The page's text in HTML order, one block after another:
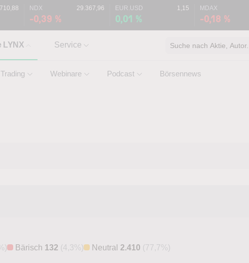
NDX 29.367,96
-0,39 %
EUR.USD 1,15
0,01 %
MDAX
-0,18 %
LYNX
Trading Webinare Podcast Börsennews
Service Suche nach Aktie, Autor...
Bärisch 132 (4,3%) Neutral 2.410 (77,7%)